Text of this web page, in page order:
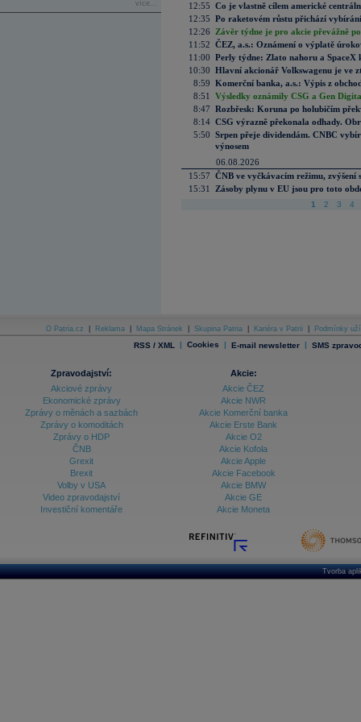
více...
12:55 Co je vlastně cílem americké
12:35 Po raketovém růstu přichází
12:26
Závěr týdne je pro akcie převážně
11:52 ČEZ, a.s.: Oznámení o výplatě
11:00 Perly týdne: Zlato nahoru a SpaceX
10:30 Hlavní akcionář Volkswagenu je ve
8:59 Komerční banka, a.s.: Výpis z
8:51
Výsledky oznámily CSG a Gen
8:47 Rozbřesk: Koruna po holubičím
8:14 CSG výrazně překonala odhady.
5:50 Srpen přeje dividendám. CNBC
výnosem
06.08.2026
15:57 ČNB ve vyčkávacím režimu, zvýšení
15:31
Zásoby plynu v EU jsou pro toto
1 2 3 4
O Patria.cz Reklama Mapa Stránek Skupina Patria Kariéra v Patrii Podmínky
RSS / XML | Cookies | E-mail newsletter | SMS
Zpravodajství:
Akciové zprávy
Ekonomické zprávy
Zprávy o měnách a sazbách
Zprávy o komoditách
Zprávy o HDP
ČNB
Grexit
Brexit
Volby v USA
Video zpravodajství
Investiční komentáře
Akcie:
Akcie ČEZ
Akcie NWR
Akcie Komerční banka
Akcie Erste Bank
Akcie O2
Akcie Kofola
Akcie Apple
Akcie Facebook
Akcie BMW
Akcie GE
Akcie Moneta
Tvorba